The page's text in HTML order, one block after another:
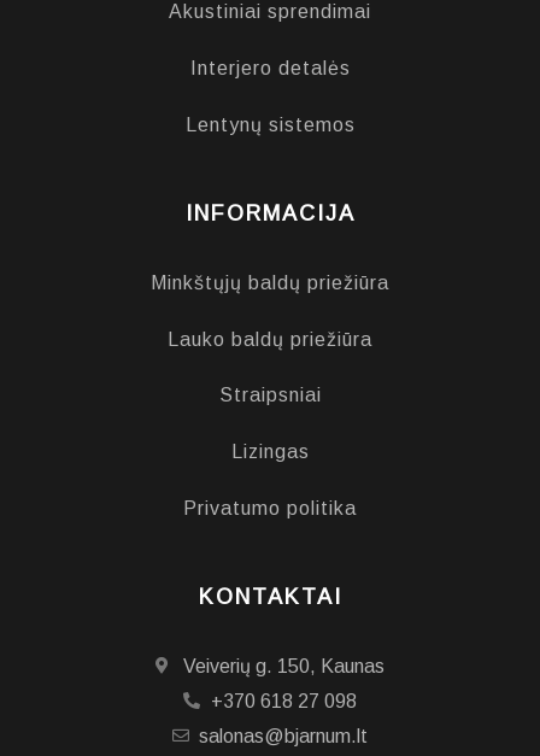
Akustiniai sprendimai
Interjero detalės
Lentynų sistemos
INFORMACIJA
Minkštųjų baldų priežiūra
Lauko baldų priežiūra
Straipsniai
Lizingas
Privatumo politika
KONTAKTAI
Veiverių g. 150, Kaunas
+370 618 27 098
salonas@bjarnum.lt